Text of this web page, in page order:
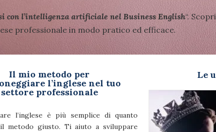
con l’intelligenza artificiale nel Business English“.
professionale in modo pratico ed efficace.
Il mio metodo per
l’inglese nel tuo
settore professionale
l’inglese è più semplice di quanto
metodo giusto. Ti aiuto a sviluppare
Le